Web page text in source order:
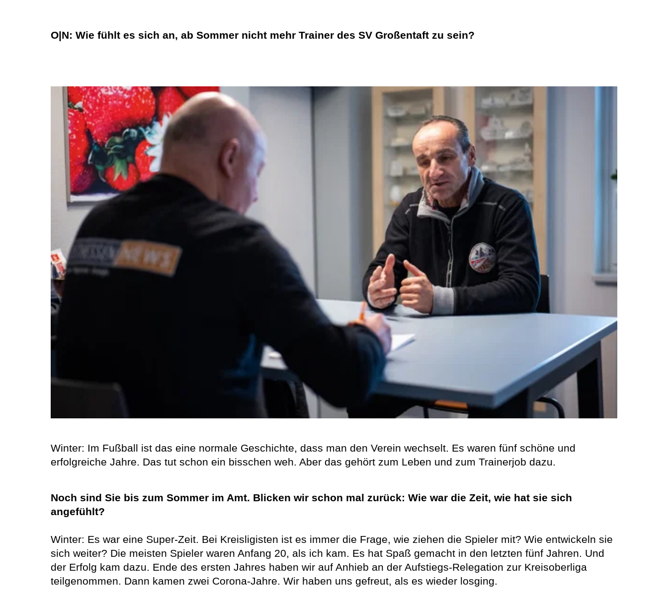
O|N: Wie fühlt es sich an, ab Sommer nicht mehr Trainer des SV Großentaft zu sein?
Winter: Im Fußball ist das eine normale Geschichte, dass man den Verein wechselt. Es waren fünf schöne und
erfolgreiche Jahre. Das tut schon ein bisschen weh. Aber das gehört zum Leben und zum Trainerjob dazu.
Noch sind Sie bis zum Sommer im Amt. Blicken wir schon mal zurück: Wie war die Zeit, wie hat sie sich
angefühlt?
Winter: Es war eine Super-Zeit. Bei Kreisligisten ist es immer die Frage, wie ziehen die Spieler mit? Wie entwickeln sie
sich weiter? Die meisten Spieler waren Anfang 20, als ich kam. Es hat Spaß gemacht in den letzten fünf Jahren. Und
der Erfolg kam dazu. Ende des ersten Jahres haben wir auf Anhieb an der Aufstiegs-Relegation zur Kreisoberliga
teilgenommen. Dann kamen zwei Corona-Jahre. Wir haben uns gefreut, als es wieder losging.